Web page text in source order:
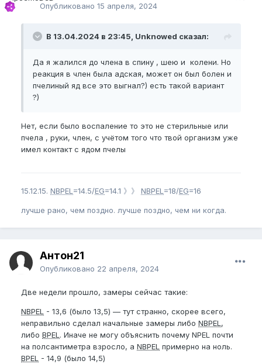
Опубликовано 15 апреля, 2024
В 13.04.2024 в 23:45, Unknowed сказал:
Да я жалился до члена в спину , шею и колени. Но
реакция в член была адская, может он был болен и
пчелиный яд все это выгнал?) есть такой вариант
?)
Нет, если было воспаление то это не стерильные или
пчела , руки, член, с учётом того что твой организм уже
имел контакт с ядом пчелы
15.12.15. NBPEL =14.5/EG=14.1 》》 NBPEL =18/EG=16
лучше рано, чем поздно. лучше поздно, чем ни когда.
Антон21
Опубликовано 22 апреля, 2024
Две недели прошло, замеры сейчас такие:
NBPEL
- 13,6 (было 13,5) — тут странно, скорее всего,
неправильно сделал начальные замеры либо NBPEL ,
либо BPEL . Иначе не могу объяснить почему NPEL почти
на полсантиметра взросло, а NBPEL примерно на ноль.
BPEL
- 14,9 (было 14,5)